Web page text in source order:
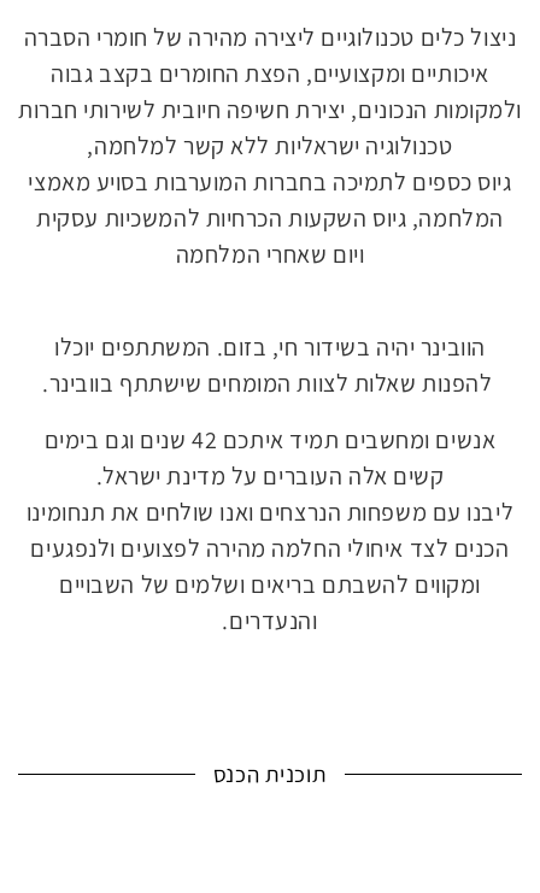
ניצול כלים טכנולוגיים ליצירה מהירה של חומרי הסברה
איכותיים ומקצועיים, הפצת החומרים בקצב גבוה
ולמקומות הנכונים, יצירת חשיפה חיובית לשירותי חברות
טכנולוגיה ישראליות ללא קשר למלחמה,
גיוס כספים לתמיכה בחברות המוערבות בסויע מאמצי
המלחמה, גיוס השקעות הכרחיות להמשכיות עסקית
ויום שאחרי המלחמה
הוובינר יהיה בשידור חי, בזום. המשתתפים יוכלו
להפנות שאלות לצוות המומחים שישתתף בוובינר.
אנשים ומחשבים תמיד איתכם 42 שנים וגם בימים
קשים אלה העוברים על מדינת ישראל.
ליבנו עם משפחות הנרצחים ואנו שולחים את תנחומינו
הכנים לצד איחולי החלמה מהירה לפצועים ולנפגעים
ומקווים להשבתם בריאים ושלמים של השבויים
והנעדרים.
תוכנית הכנס